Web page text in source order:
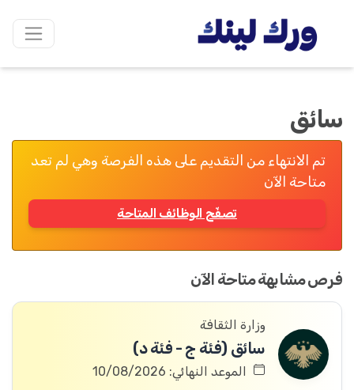
سائق
تم الانتهاء من التقديم على هذه الفرصة وهي لم تعد
متاحة الآن
تصفّح الوظائف المتاحة
فرص مشابهة متاحة الآن
وزارة الثقافة
سائق (فئة ج - فئة د)
الموعد النهائي: 10/08/2026